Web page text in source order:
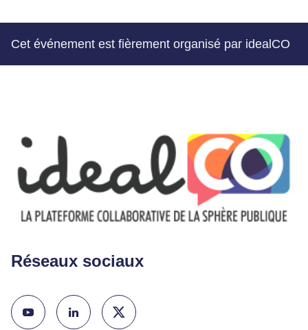
Cet événement est fièrement organisé par idealCO
Réseaux sociaux